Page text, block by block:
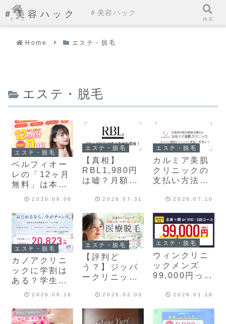
＃美容ハック
Home エステ・脱毛
エステ・脱毛
エステ・脱毛
ベルフィオー
レの「12ヶ月
無料」は本
額・注意点を
解説！
2026.08.06
エステ・脱毛
【真相】
RBL1,980円
は嘘？月額料
と注意点を解
2026.07.31
エステ・脱毛
カルミア美肌
クリニックの
支払い方法ま
いの注意点な
2026.07.10
エステ・脱毛
カノアクリニ
ックに学割は
ある？学生が
1番お得に医
全ガイド
2026.06.16
エステ・脱毛
【評判ど
う？】ジッパ
ークリニック
＆良い口コミ
を徹底調査！
2026.02.03
エステ・脱毛
ウィンクリニ
ックメンズ
99,000円って
の詳細をご紹
2026.01.18
ホーム
＃美容ハック
検索